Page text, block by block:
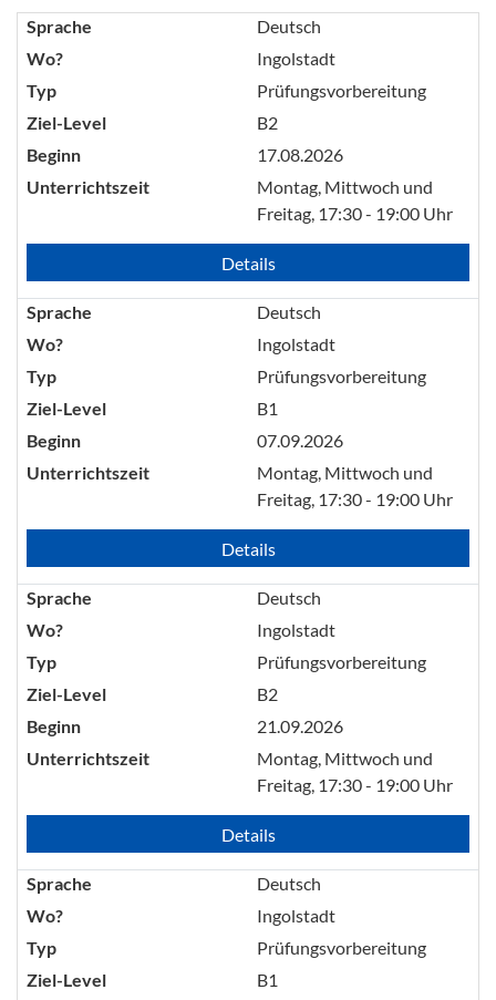
Sprache
Deutsch
Wo?
Ingolstadt
Typ
Prüfungsvorbereitung
Ziel-Level
B2
Beginn
17.08.2026
Unterrichtszeit
Montag, Mittwoch und
Freitag, 17:30 - 19:00 Uhr
Details
Sprache
Deutsch
Wo?
Ingolstadt
Typ
Prüfungsvorbereitung
Ziel-Level
B1
Beginn
07.09.2026
Unterrichtszeit
Montag, Mittwoch und
Freitag, 17:30 - 19:00 Uhr
Details
Sprache
Deutsch
Wo?
Ingolstadt
Typ
Prüfungsvorbereitung
Ziel-Level
B2
Beginn
21.09.2026
Unterrichtszeit
Montag, Mittwoch und
Freitag, 17:30 - 19:00 Uhr
Details
Sprache
Deutsch
Wo?
Ingolstadt
Typ
Prüfungsvorbereitung
Ziel-Level
B1